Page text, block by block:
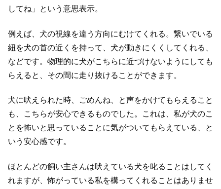
してね」という意思表示。
例えば、犬の視線を違う方向にむけてくれる。繋いでいる
紐を犬の首の近くを持って、犬が動きにくくしてくれる、
などです。物理的に犬がこちらに近づけないようにしても
らえると、その間に走り抜けることができます。
犬に吠えられた時、ごめんね、と声をかけてもらえること
も、こちらが安心できるものでした。これは、私が犬のこ
とを怖いと思っていることに気がついてもらえている、と
いう安心感です。
ほとんどの飼い主さんは吠えている犬を叱ることはしてく
れますが、怖がっている私を構ってくれることはありませ